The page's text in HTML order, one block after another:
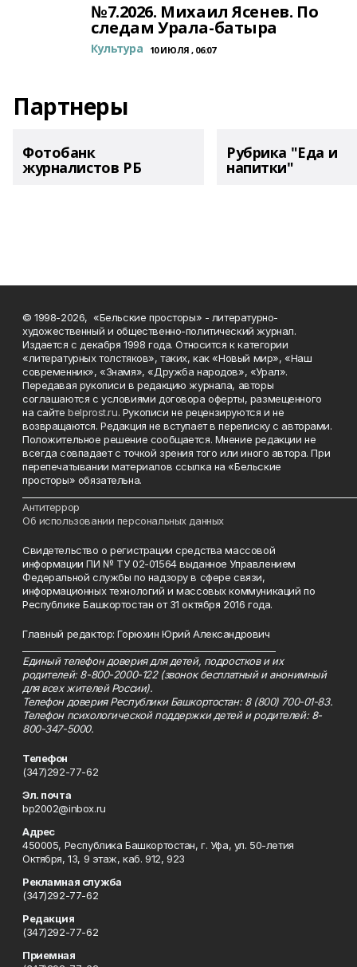
№7.2026. Михаил Ясенев. По
следам Урала-батыра
Культура 10 ИЮЛЯ , 06:07
Партнеры
Фотобанк
журналистов РБ
Рубрика "Еда и
напитки"
© 1998-2026, «Бельские просторы» - литературно-
художественный и общественно-политический журнал.
Издается с декабря 1998 года. Относится к категории
«литературных толстяков», таких, как «Новый мир», «Наш
современник», «Знамя», «Дружба народов», «Урал».
Передавая рукописи в редакцию журнала, авторы
соглашаются с условиями договора оферты, размещенного
на сайтеbelprost.ru. Рукописи не рецензируются и не
возвращаются. Редакция не вступает в переписку с авторами.
Положительное решение сообщается. Мнение редакции не
всегда совпадает с точкой зрения того или иного автора. При
перепечатывании материалов ссылка на «Бельские
просторы» обязательна.
Антитеррор
Об использовании персональных данных
Свидетельство о регистрации средства массовой
информации ПИ № ТУ 02-01564 выданное Управлением
Федеральной службы по надзору в сфере связи,
информационных технологий и массовых коммуникаций по
Республике Башкортостан от 31 октября 2016 года.
Главный редактор: Горюхин Юрий Александрович
Единый телефон доверия для детей, подростков и их
родителей: 8-800-2000-122 (звонок бесплатный и анонимный
для всех жителей России).
Телефон доверия Республики Башкортостан: 8 (800) 700-01-83.
Телефон психологической поддержки детей и родителей: 8-
800-347-5000.
Телефон
(347)292-77-62
Эл. почта
bp2002@inbox.ru
Адрес
450005, Республика Башкортостан, г. Уфа, ул. 50-летия
Октября, 13, 9 этаж, каб. 912, 923
Рекламная служба
(347)292-77-62
Редакция
(347)292-77-62
Приемная